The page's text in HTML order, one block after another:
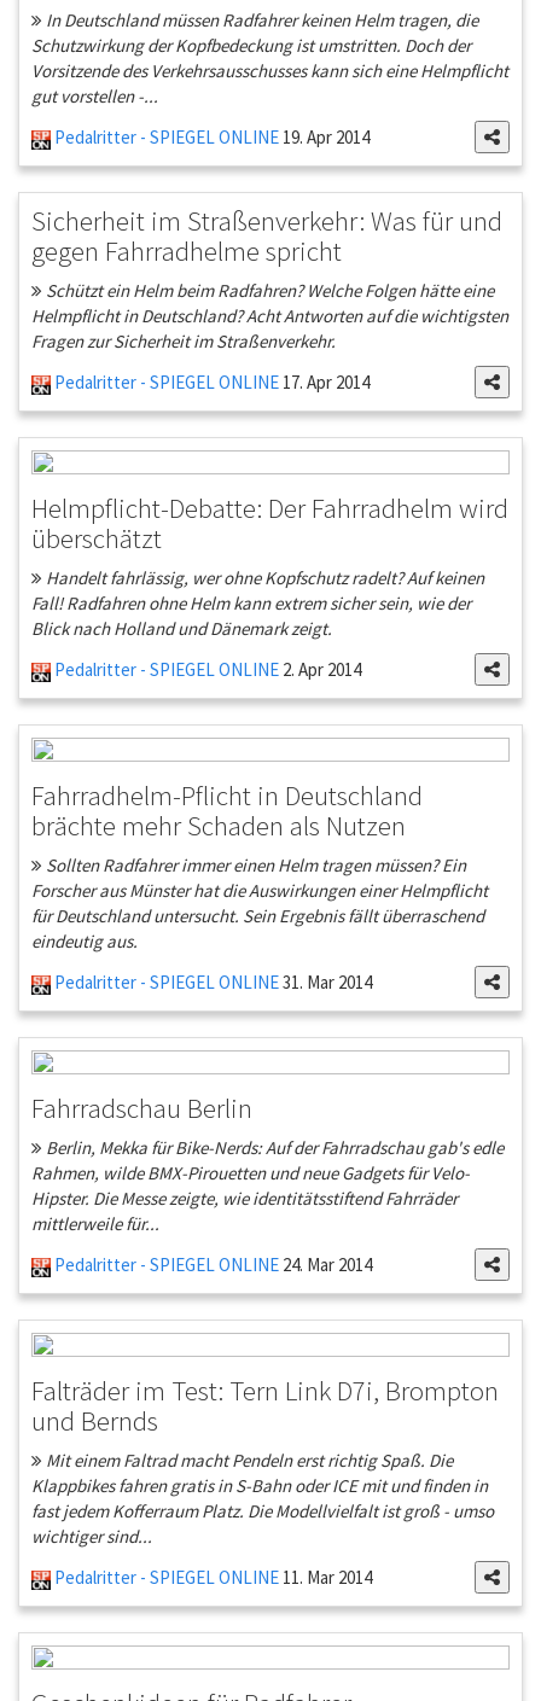
In Deutschland müssen Radfahrer keinen Helm tragen, die
Schutzwirkung der Kopfbedeckung ist umstritten. Doch der
Vorsitzende des Verkehrsausschusses kann sich eine Helmpflicht
gut vorstellen -...
Pedalritter - SPIEGEL ONLINE 19. Apr 2014
Sicherheit im Straßenverkehr: Was für und
gegen Fahrradhelme spricht
Schützt ein Helm beim Radfahren? Welche Folgen hätte eine
Helmpflicht in Deutschland? Acht Antworten auf die wichtigsten
Fragen zur Sicherheit im Straßenverkehr.
Pedalritter - SPIEGEL ONLINE 17. Apr 2014
Helmpflicht-Debatte: Der Fahrradhelm wird
überschätzt
Handelt fahrlässig, wer ohne Kopfschutz radelt? Auf keinen
Fall! Radfahren ohne Helm kann extrem sicher sein, wie der
Blick nach Holland und Dänemark zeigt.
Pedalritter - SPIEGEL ONLINE 2. Apr 2014
Fahrradhelm-Pflicht in Deutschland
brächte mehr Schaden als Nutzen
Sollten Radfahrer immer einen Helm tragen müssen? Ein
Forscher aus Münster hat die Auswirkungen einer Helmpflicht
für Deutschland untersucht. Sein Ergebnis fällt überraschend
eindeutig aus.
Pedalritter - SPIEGEL ONLINE31. Mar 2014
Fahrradschau Berlin
Berlin, Mekka für Bike-Nerds: Auf der Fahrradschau gab's edle
Rahmen, wilde BMX-Pirouetten und neue Gadgets für Velo-
Hipster. Die Messe zeigte, wie identitätsstiftend Fahrräder
mittlerweile für...
Pedalritter - SPIEGEL ONLINE 24. Mar 2014
Falträder im Test: Tern Link D7i, Brompton
und Bernds
Mit einem Faltrad macht Pendeln erst richtig Spaß. Die
Klappbikes fahren gratis in S-Bahn oder ICE mit und finden in
fast jedem Kofferraum Platz. Die Modellvielfalt ist groß - umso
wichtiger sind...
Pedalritter - SPIEGEL ONLINE 11. Mar 2014